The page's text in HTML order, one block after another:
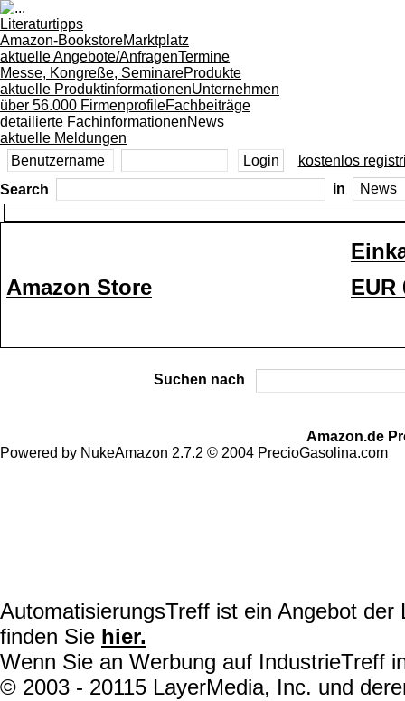
Literaturtipps
Amazon-BookstoreMarktplatz
aktuelle Angebote/AnfragenTermine
Messe, Kongreße, SeminareProdukte
aktuelle ProduktinformationenUnternehmen
über 56.000 FirmenprofileFachbeiträge
detailierte FachinformationenNews
aktuelle Meldungen
kostenlos
Search
in
Amazon Store
EUR
Suchen nach
Amazon.de
Powered by NukeAmazon 2.7.2 © 2004 PrecioGasolina.com
AutomatisierungsTreff ist ein Angebot
finden Sie hier.
Wenn Sie an Werbung auf IndustrieTreff
© 2003 - 20115 LayerMedia, Inc. und